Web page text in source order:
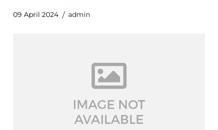
09 April 2024 admin